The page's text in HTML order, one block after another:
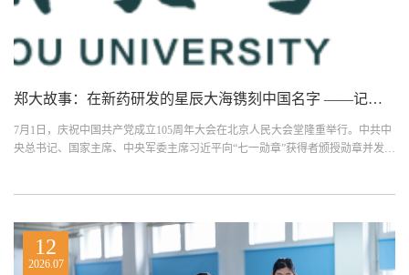
郑大故事：在新药研发的星辰大海镌刻中国名字 ——记全国优秀共产党员、郑州大学常俊标院士
7月1日，庆祝中国共产党成立105周年大会在北京人民大会堂隆重举行。中共中
央总书记、国家主席、中央军委主席习近平向“七一勋章”获得者颁授勋章并发表
12
2026.07